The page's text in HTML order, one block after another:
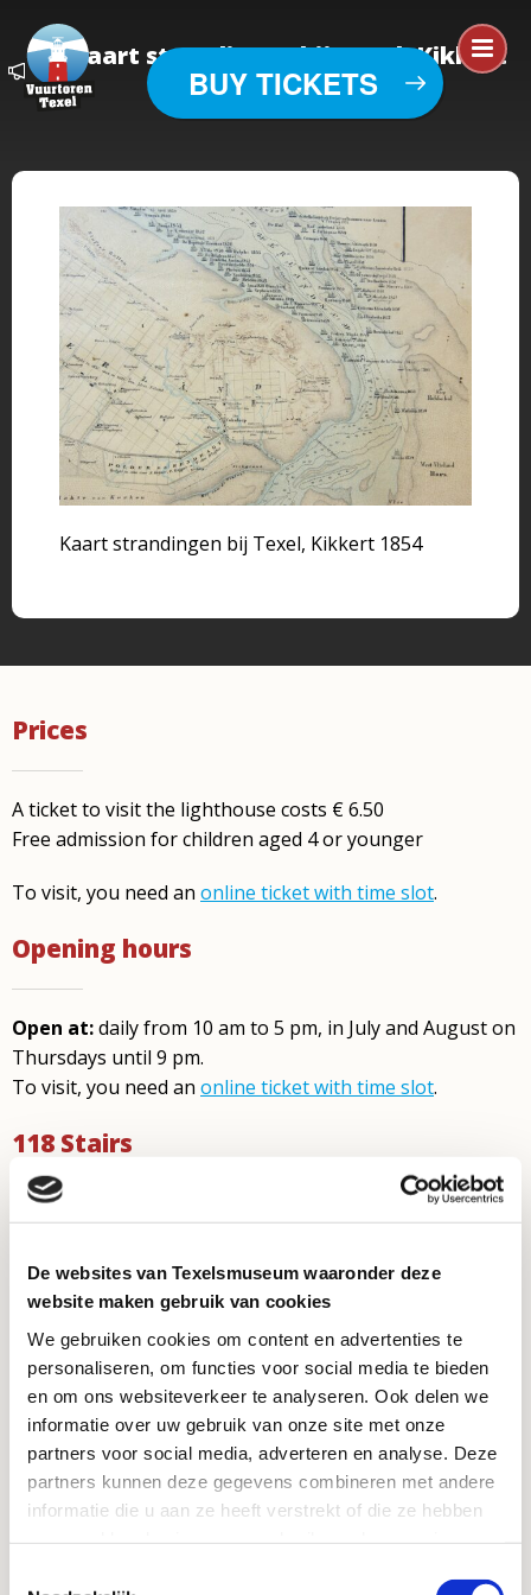
De websites van Texelsmuseum waaronder deze
website maken gebruik van cookies
We gebruiken cookies om content en advertenties te
personaliseren, om functies voor social media te bieden
en om ons websiteverkeer te analyseren. Ook delen we
informatie over uw gebruik van onze site met onze
partners voor social media, adverteren en analyse. Deze
partners kunnen deze gegevens combineren met andere
informatie die u aan ze heeft verstrekt of die ze hebben
BUY TICKETS
Kaart strandingen bij Texel, Kikkert
1854
Kaart strandingen bij Texel, Kikkert 1854
Prices
A ticket to visit the lighthouse costs € 6.50
Free admission for children aged 4 or younger
To visit, you need an online ticket with time slot.
Opening hours
Open at:daily from 10 am to 5 pm, in July and August on
Thursdays until 9 pm.
To visit, you need an online ticket with time slot.
118 Stairs
Via a winding staircase, you climb six stories of the
staircase we strongly advise you to wear fastened shoes
for climbing the lighthouse. So no flip-flops or slides.
Unfortunately, pets must stay outside.
Contact
Vuurtorenweg 184
1795 LN De Cocksdorp
For questions call the reception desk at Ecomare: